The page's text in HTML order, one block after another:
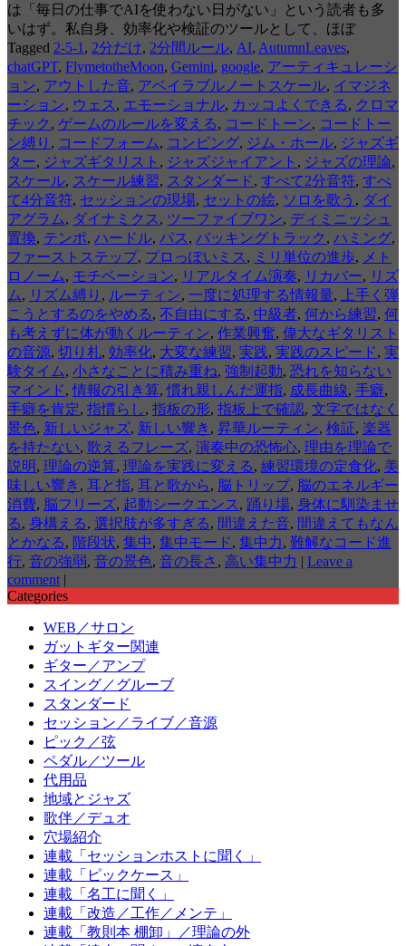
は「毎日の仕事でAIを使わない日がない」という読者も多
いはず。私自身、効率化や検証のツールとして、ほぼ
Tagged 2-5-1 , 2分だけ, 2分間ルール, AI, AutumnLeaves,
chatGPT, FlymetotheMoon, Gemini, google, アーティキュレーシ
ョン, アウトした音, アベイラブルノートスケール, イマジネ
ーション, ウェス , エモーショナル, カッコよくできる, クロマ
チック , ゲームのルールを変える, コードトーン, コードトー
ン縛り , コードフォーム, コンピング, ジム・ホール, ジャズギ
ター, ジャズギタリスト , ジャズジャイアント , ジャズの理論,
スケール, スケール練習, スタンダード, すべて2分音符, すべ
て4分音符, セッションの現場, セットの絵, ソロを歌う , ダイ
アグラム, ダイナミクス , ツーファイブワン, ディミニッシュ
置換, テンポ, ハードル, パス , バッキングトラック , ハミング,
ファーストステップ, プロっぽいミス , ミリ単位の進歩, メト
ロノーム, モチベーション, リアルタイム演奏, リカバー, リズ
ム, リズム縛り , ルーティン, 一度に処理する情報量,
上手く弾
こうとするのをやめる, 不自由にする, 中級者, 何から練習, 何
も考えずに体が動くルーティン, 作業興奮, 偉大なギタリスト
の音源, 切り札, 効率化, 大変な練習, 実践, 実践のスピード, 実
験タイム, 小さなことに積み重ね, 強制起動, 恐れを知らない
マインド,情報の引き算,慣れ親しんだ運指, 成長曲線, 手癖,
手癖を肯定, 指慣らし, 指板の形, 指板上で確認, 文字ではなく
景色, 新しいジャズ, 新しい響き , 昇華ルーティン, 検証, 楽器
を持たない, 歌えるフレーズ, 演奏中の恐怖心, 理由を理論で
説明, 理論の逆算, 理論を実践に変える, 練習環境の定食化, 美
味しい響き , 耳と指, 耳と歌から, 脳トリップ, 脳のエネルギー
消費, 脳フリーズ, 起動シークエンス , 踊り場, 身体に馴染ませ
る, 身構える, 選択肢が多すぎる, 間違えた音, 間違えてもなん
とかなる, 階段状, 集中, 集中モード, 集中力, 難解なコード進
行, 音の強弱, 音の景色, 音の長さ , 高い集中力 | Leave a
comment |
Categories
WEB／サロン
ガットギター関連
ギター／アンプ
スイング／グルーブ
スタンダード
セッション／ライブ／音源
ピック／弦
ペダル／ツール
代用品
地域とジャズ
歌伴／デュオ
穴場紹介
連載「セッションホストに聞く」
連載「ピックケース」
連載「名工に聞く」
連載「改造／工作／メンテ」
連載「教則本 棚卸」／理論の外